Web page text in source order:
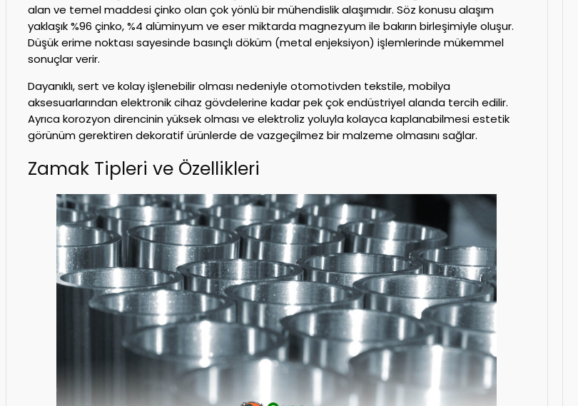
alan ve temel maddesi çinko olan çok yönlü bir mühendislik alaşımıdır. Söz konusu alaşım
yaklaşık %96 çinko, %4 alüminyum ve eser miktarda magnezyum ile bakırın birleşimiyle oluşur.
Düşük erime noktası sayesinde basınçlı döküm (metal enjeksiyon) işlemlerinde mükemmel
sonuçlar verir.
Dayanıklı, sert ve kolay işlenebilir olması nedeniyle otomotivden tekstile, mobilya
aksesuarlarından elektronik cihaz gövdelerine kadar pek çok endüstriyel alanda tercih edilir.
Ayrıca korozyon direncinin yüksek olması ve elektroliz yoluyla kolayca kaplanabilmesi estetik
görünüm gerektiren dekoratif ürünlerde de vazgeçilmez bir malzeme olmasını sağlar.
Zamak Tipleri ve Özellikleri